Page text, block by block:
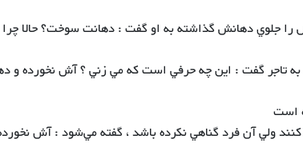
جلوي دهانش گذاشته به او گفت : دهانت سوخت؟ حالا چرا
به تاجر گفت : اين چه حرفي است كه مي زني ؟ آش نخورده و
است
ولي آن فرد گناهي نكرده باشد ، گفته‌ مي‌شود :‌ آش